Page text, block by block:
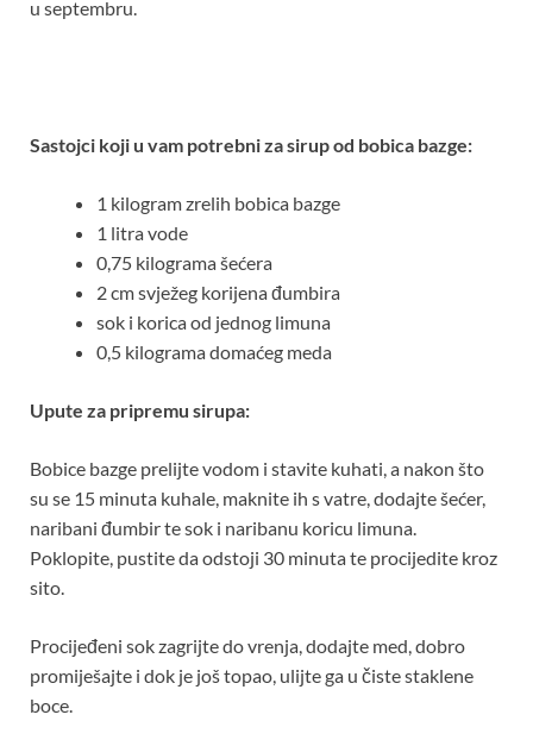
u septembru.
Sastojci koji u vam potrebni za sirup od bobica bazge:
1 kilogram zrelih bobica bazge
1 litra vode
0,75 kilograma šećera
2 cm svježeg korijena đumbira
sok i korica od jednog limuna
0,5 kilograma domaćeg meda
Upute za pripremu sirupa:
Bobice bazge prelijte vodom i stavite kuhati, a nakon što
su se 15 minuta kuhale, maknite ih s vatre, dodajte šećer,
naribani đumbir te sok i naribanu koricu limuna.
Poklopite, pustite da odstoji 30 minuta te procijedite kroz
sito.
Procijeđeni sok zagrijte do vrenja, dodajte med, dobro
promiješajte i dok je još topao, ulijte ga u čiste staklene
boce.